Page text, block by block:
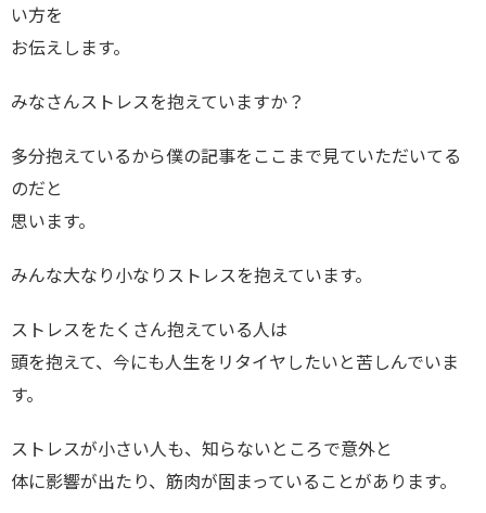
い方を
お伝えします。
みなさんストレスを抱えていますか？
多分抱えているから僕の記事をここまで見ていただいてる
のだと
思います。
みんな大なり小なりストレスを抱えています。
ストレスをたくさん抱えている人は
頭を抱えて、今にも人生をリタイヤしたいと苦しんでいま
す。
ストレスが小さい人も、知らないところで意外と
体に影響が出たり、筋肉が固まっていることがあります。